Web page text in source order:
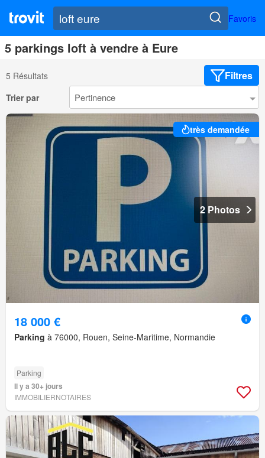
Favoris
5 parkings loft à vendre à Eure
5 Résultats Filtres
Trier par
très demandée
2 Photos
18 000 €
Parking à 76000, Rouen, Seine-Maritime, Normandie
Parking
Il y a 30+ jours
IMMOBILIERNOTAIRES